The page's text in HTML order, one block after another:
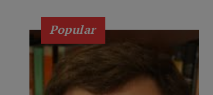
Popular